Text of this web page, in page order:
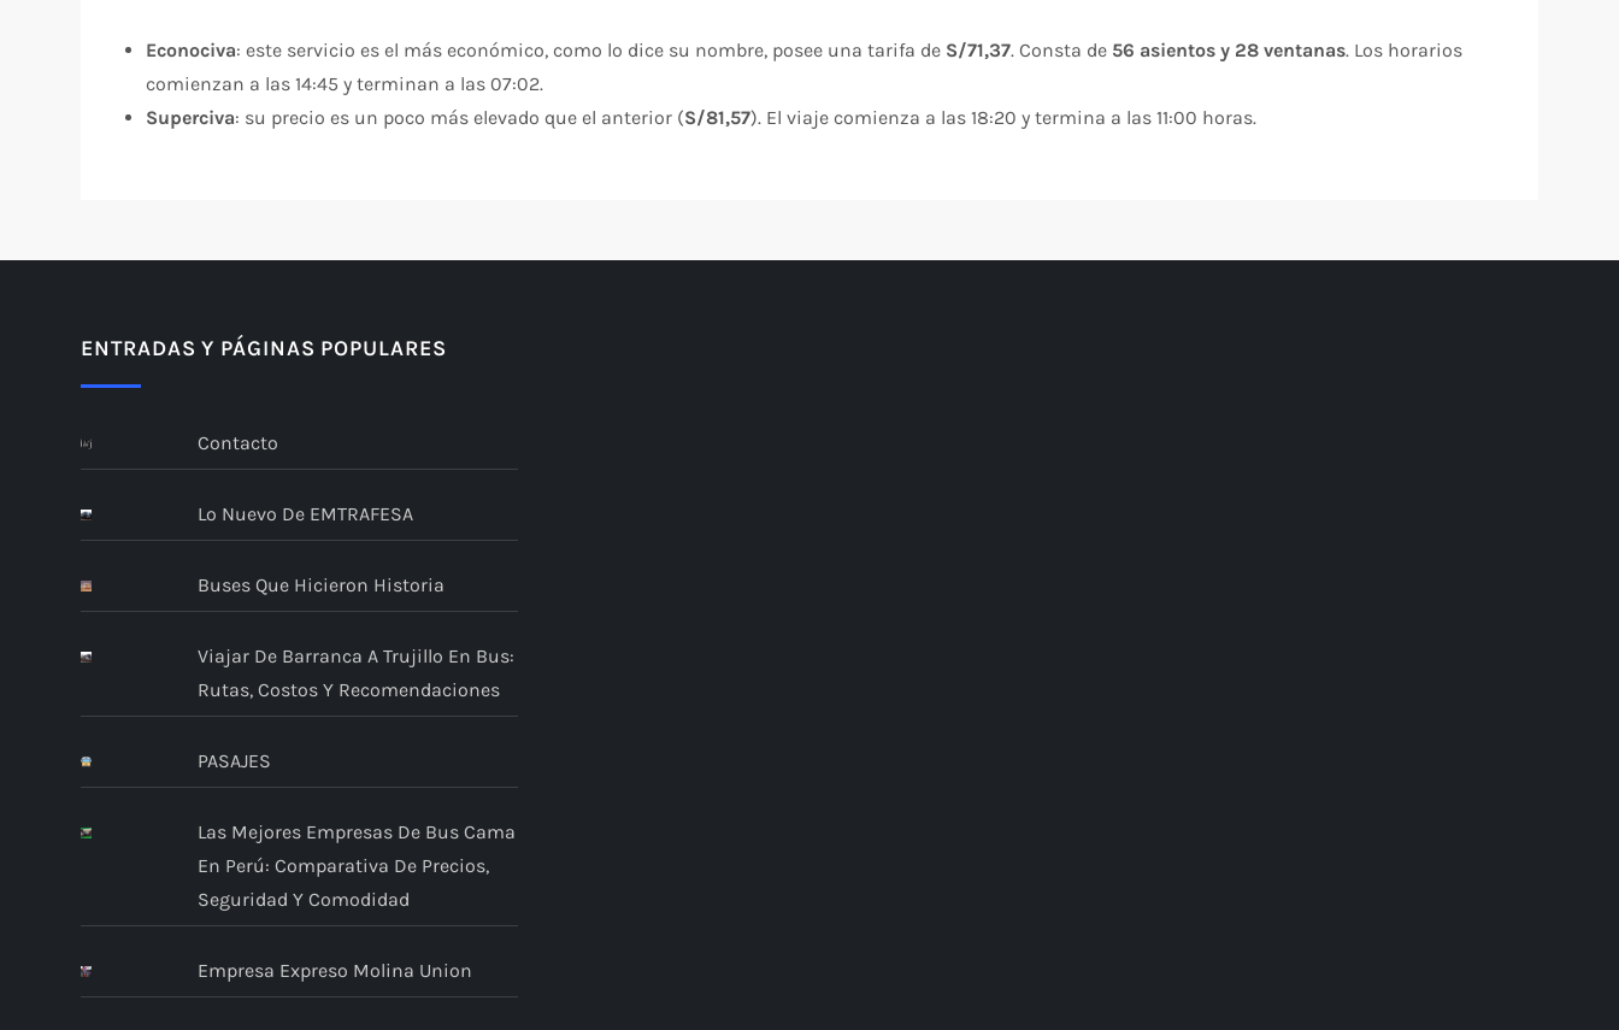
Econociva: este servicio es el más económico, como lo dice su nombre, posee una tarifa de S/71,37. Consta de 56 asientos y 28 ventanas. Los horarios
comienzan a las 14:45 y terminan a las 07:02.
Superciva: su precio es un poco más elevado que el anterior (S/81,57). El viaje comienza a las 18:20 y termina a las 11:00 horas.
ENTRADAS Y PÁGINAS POPULARES
Contacto
Lo Nuevo De EMTRAFESA
Buses Que Hicieron Historia
Viajar De Barranca A Trujillo En Bus:
Rutas, Costos Y Recomendaciones
PASAJES
Las Mejores Empresas De Bus Cama
En Perú: Comparativa De Precios,
Seguridad Y Comodidad
Empresa Expreso Molina Union